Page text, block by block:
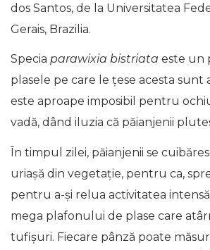
dos Santos, de la Universitatea
Gerais, Brazilia.
Specia parawixia bistriata este un
plasele pe care le țese acesta
este aproape imposibil pentru
vadă, dând iluzia că păianjenii
În timpul zilei, păianjenii se
uriașă din vegetație, pentru ca,
pentru a-și relua activitatea
mega plafonului de plase care
tufișuri. Fiecare pânză poate